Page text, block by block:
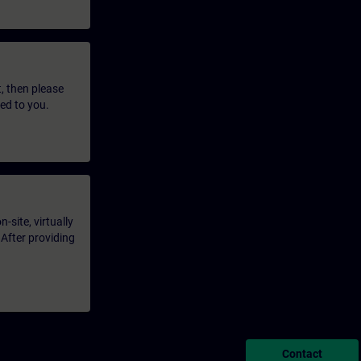
then please
to you.
site, virtually
providing
Contact